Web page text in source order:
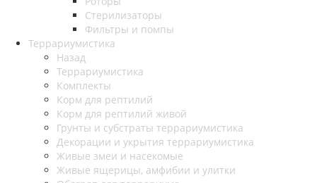
Стерилизаторы
Фильтры и помпы
Террариумистика
Назад
Террариумистика
Комплекты
Корм для рептилий
Корм для рептилий живой
Грунты и субстраты террариумистика
Декорации и укрытия террариумистика
Живые змеи и насекомые
Живые ящерицы, амфибии и улитки